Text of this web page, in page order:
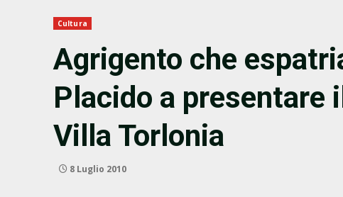
Cultura
Agrigento che
Placido a presentare
Villa Torlonia
8 Luglio 2010